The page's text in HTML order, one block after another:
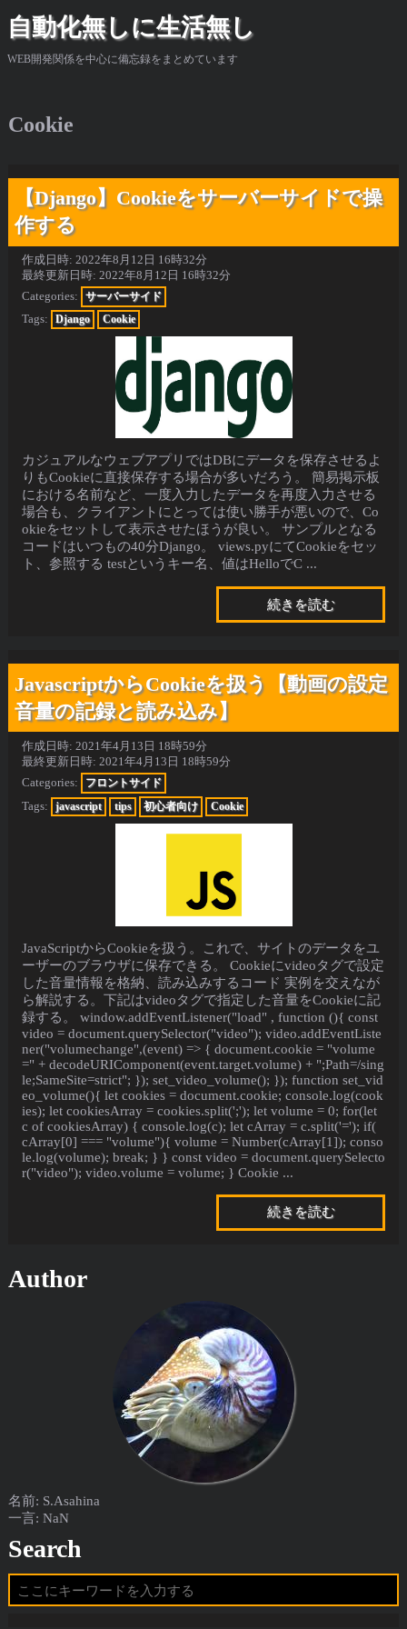
自動化無しに生活無し
WEB開発関係を中心に備忘録をまとめています
Cookie
【Django】Cookieをサーバーサイドで操
作する
作成日時: 2022年8月12日 16時32分
最終更新日時: 2022年8月12日 16時32分
Categories:
サーバーサイド
Tags:
Django Cookie
カジュアルなウェブアプリではDBにデータを保存させるよ
りもCookieに直接保存する場合が多いだろう。 簡易掲示板
における名前など、一度入力したデータを再度入力させる
場合も、クライアントにとっては使い勝手が悪いので、Co
okieをセットして表示させたほうが良い。 サンプルとなる
コードはいつもの40分Django。 views.pyにてCookieをセッ
ト、参照する testというキー名、値はHelloでC ...
続きを読む
JavascriptからCookieを扱う【動画の設定
音量の記録と読み込み】
作成日時: 2021年4月13日 18時59分
最終更新日時: 2021年4月13日 18時59分
Categories:
フロントサイド
Tags:
javascript tips 初心者向け Cookie
JavaScriptからCookieを扱う。これで、サイトのデータをユ
ーザーのブラウザに保存できる。 Cookieにvideoタグで設定
した音量情報を格納、読み込みするコード 実例を交えなが
ら解説する。下記はvideoタグで指定した音量をCookieに記
録する。 window.addEventListener("load" , function (){ const
video = document.querySelector("video"); video.addEventListe
ner("volumechange",(event) => { document.cookie = "volume
=" + decodeURIComponent(event.target.volume) + ";Path=/sing
le;SameSite=strict"; }); set_video_volume(); }); function set_vid
eo_volume(){ let cookies = document.cookie; console.log(cook
ies); let cookiesArray = cookies.split(';'); let volume = 0; for(let
c of cookiesArray) { console.log(c); let cArray = c.split('='); if(
cArray[0] === "volume"){ volume = Number(cArray[1]); conso
le.log(volume); break; } } const video = document.querySelecto
r("video"); video.volume = volume; } Cookie ...
続きを読む
Author
名前: S.Asahina
一言: NaN
Search